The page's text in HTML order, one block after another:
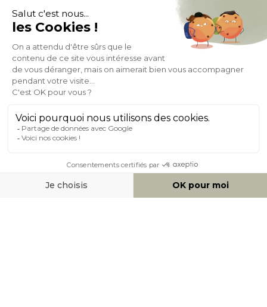
Expéditionen
24/72h
Appelez-nous Au
050 92 00 74